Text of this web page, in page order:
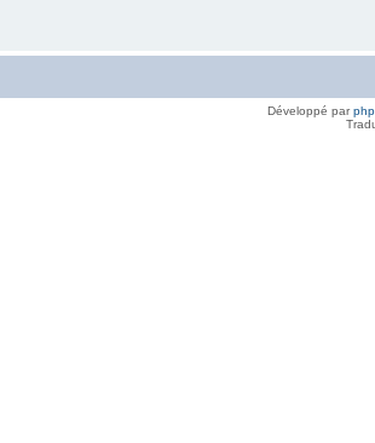
Développé par